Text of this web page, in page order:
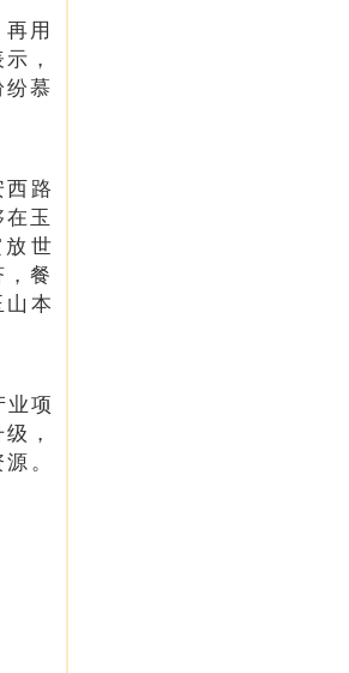
用
，
纷慕
路
玉
世
餐
山本
项
，
。